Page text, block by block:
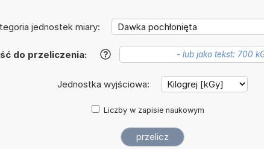
jednostek miary:
do przeliczenia: ?
Jednostka wyjściowa:
Liczby w zapisie naukowym